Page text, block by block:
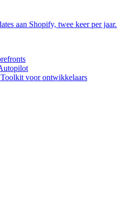
aan Shopify, twee keer per jaar.
voor ontwikkelaars